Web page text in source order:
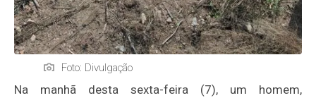
Foto: Divulgação
Na manhã desta sexta-feira (7), um homem,